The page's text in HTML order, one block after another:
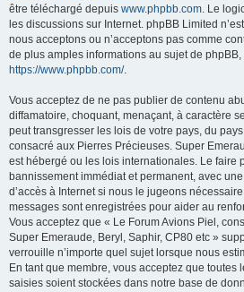
être téléchargé depuis www.phpbb.com. Le
les discussions sur Internet. phpBB Limited
nous acceptons ou n’acceptons pas comme
de plus amples informations au sujet de
https://www.phpbb.com/.
Vous acceptez de ne pas publier de contenu
diffamatoire, choquant, menaçant, à caractère
peut transgresser les lois de votre pays, du
consacré aux Pierres Précieuses. Super
est hébergé ou les lois internationales. Le faire
bannissement immédiat et permanent, avec
d’accès à Internet si nous le jugeons
messages sont enregistrées pour aider au
Vous acceptez que « Le Forum Avions Piel,
Super Emeraude, Beryl, Saphir, CP80 etc »
verrouille n’importe quel sujet lorsque nous
En tant que membre, vous acceptez que toutes
saisies soient stockées dans notre base de